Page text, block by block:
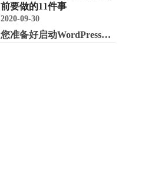
前要做的11件事
2020-09-30
您准备好启动WordPress…